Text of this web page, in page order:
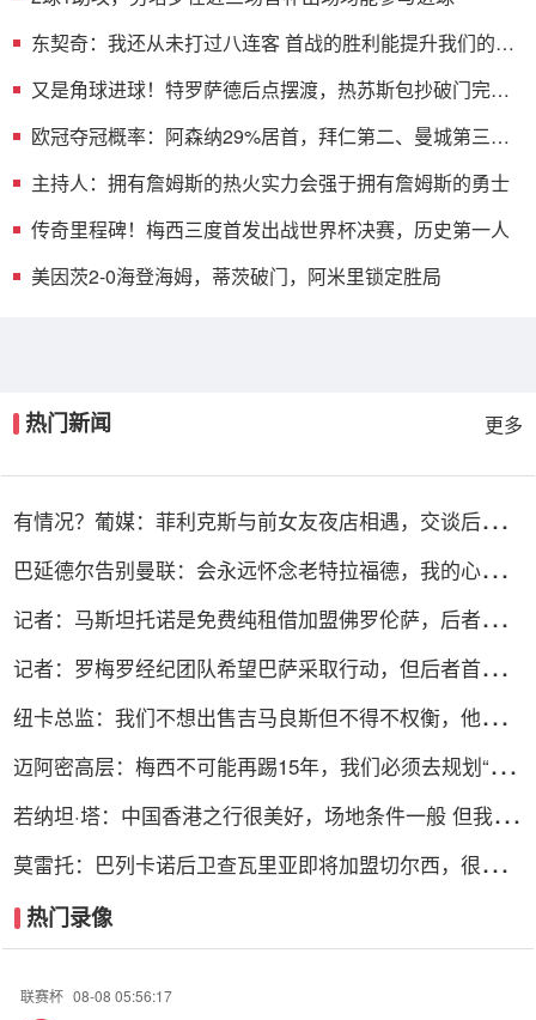
东契奇：我还从未打过八连客 首战的胜利能提升我们的凝
又是角球进球！特罗萨德后点摆渡，热苏斯包抄破门完成
欧冠夺冠概率：阿森纳29%居首，拜仁第二、曼城第三、
主持人：拥有詹姆斯的热火实力会强于拥有詹姆斯的勇士
传奇里程碑！梅西三度首发出战世界杯决赛，历史第一人
美因茨2-0海登海姆，蒂茨破门，阿米里锁定胜局
热门新闻 更多
有情况？葡媒：菲利克斯与前女友夜店相遇，交谈后社媒
巴延德尔告别曼联：会永远怀念老特拉福德，我的心与你
记者：马斯坦托诺是免费纯租借加盟佛罗伦萨，后者承担
记者：罗梅罗经纪团队希望巴萨采取行动，但后者首选引
纽卡总监：我们不想出售吉马良斯但不得不权衡，他明确
迈阿密高层：梅西不可能再踢15年，我们必须去规划“后
若纳坦·塔：中国香港之行很美好，场地条件一般 但我们
莫雷托：巴列卡诺后卫查瓦里亚即将加盟切尔西，很快就
热门录像
联赛杯 08-08 05:56:17